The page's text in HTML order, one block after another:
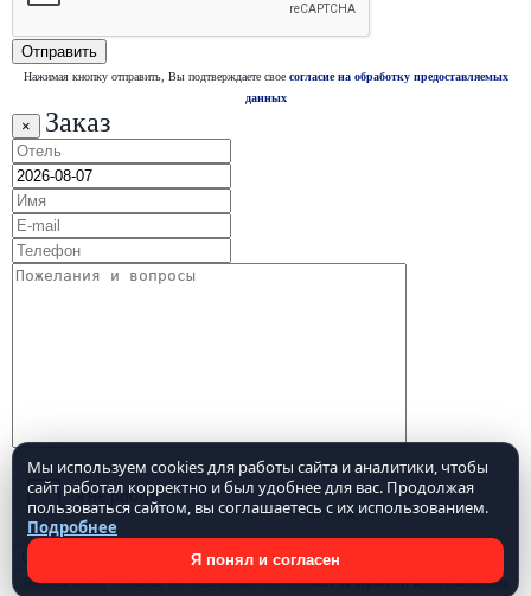
Мы используем cookies для работы сайта и аналитики, чтобы
сайт работал корректно и был удобнее для вас. Продолжая
пользоваться сайтом, вы соглашаетесь с их использованием.
Подробнее
Я понял и согласен
Нажимая кнопку отправить, Вы подтверждаете свое согласие на обработку предоставляемых
данных
× Заказ
Нажимая кнопку отправить, Вы подтверждаете своесогласие на обработку предоставляемых